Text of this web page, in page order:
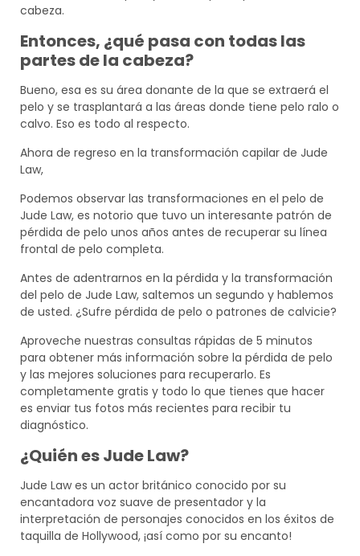
cabeza.
Entonces, ¿qué pasa con todas las
partes de la cabeza?
Bueno, esa es su área donante de la que se extraerá el
pelo y se trasplantará a las áreas donde tiene pelo ralo o
calvo. Eso es todo al respecto.
Ahora de regreso en la transformación capilar de Jude
Law,
Podemos observar las transformaciones en el pelo de
Jude Law, es notorio que tuvo un interesante patrón de
pérdida de pelo unos años antes de recuperar su línea
frontal de pelo completa.
Antes de adentrarnos en la pérdida y la transformación
del pelo de Jude Law, saltemos un segundo y hablemos
de usted. ¿Sufre pérdida de pelo o patrones de calvicie?
Aproveche nuestras consultas rápidas de 5 minutos
para obtener más información sobre la pérdida de pelo
y las mejores soluciones para recuperarlo. Es
completamente gratis y todo lo que tienes que hacer
es enviar tus fotos más recientes para recibir tu
diagnóstico.
¿Quién es Jude Law?
Jude Law es un actor británico conocido por su
encantadora voz suave de presentador y la
interpretación de personajes conocidos en los éxitos de
taquilla de Hollywood, ¡así como por su encanto!